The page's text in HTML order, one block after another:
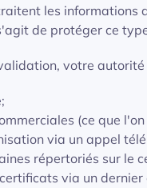
les informations
de protéger ce
votre
(ce que
via un appel
répertoriés sur le
via un